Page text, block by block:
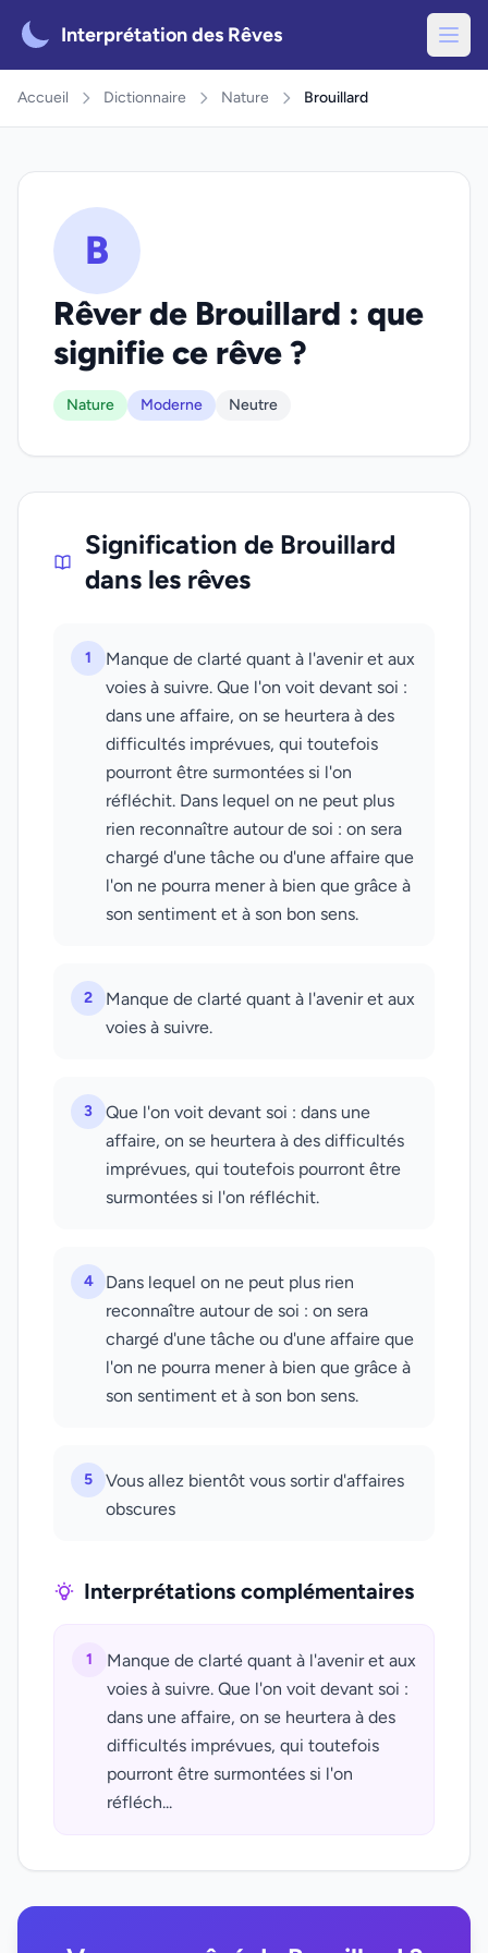
Interprétation des Rêves
Accueil Dictionnaire Nature Brouillard
B
Rêver de Brouillard : que
signifie ce rêve ?
Nature Moderne Neutre
Signification de Brouillard
dans les rêves
1
Manque de clarté quant à l'avenir et aux
voies à suivre. Que l'on voit devant soi :
dans une affaire, on se heurtera à des
difficultés imprévues, qui toutefois
pourront être surmontées si l'on
réfléchit. Dans lequel on ne peut plus
rien reconnaître autour de soi : on sera
chargé d'une tâche ou d'une affaire que
l'on ne pourra mener à bien que grâce à
son sentiment et à son bon sens.
2
Manque de clarté quant à l'avenir et aux
voies à suivre.
3
Que l'on voit devant soi : dans une
affaire, on se heurtera à des difficultés
imprévues, qui toutefois pourront être
surmontées si l'on réfléchit.
4
Dans lequel on ne peut plus rien
reconnaître autour de soi : on sera
chargé d'une tâche ou d'une affaire que
l'on ne pourra mener à bien que grâce à
son sentiment et à son bon sens.
5
Vous allez bientôt vous sortir d'affaires
obscures
Interprétations complémentaires
1
Manque de clarté quant à l'avenir et aux
voies à suivre. Que l'on voit devant soi :
dans une affaire, on se heurtera à des
difficultés imprévues, qui toutefois
pourront être surmontées si l'on
réfléch...